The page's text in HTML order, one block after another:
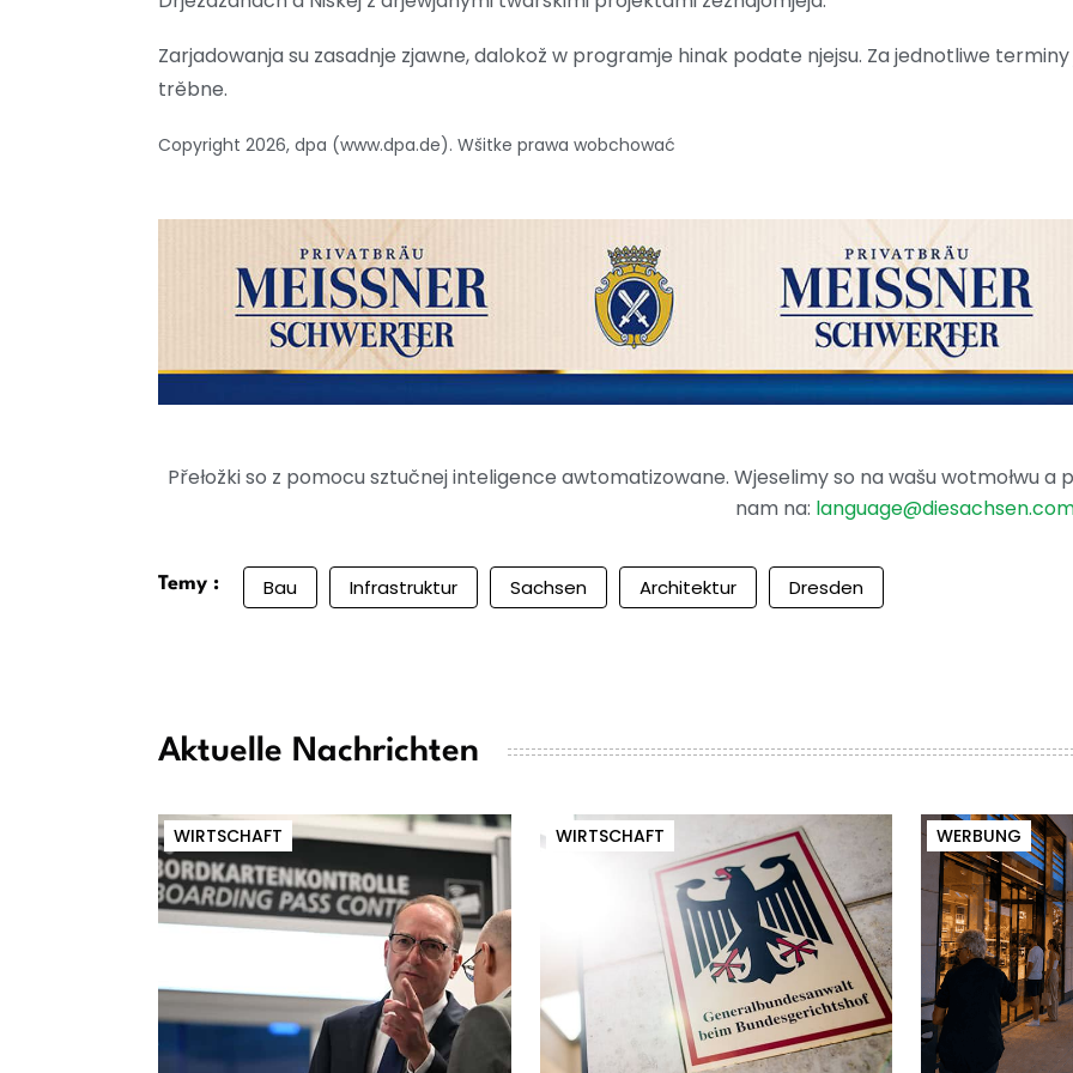
Zarjadowanja su zasadnje zjawne, dalokož w programje hinak podate njejsu. Za jednotliwe
trěbne.
Copyright 2026, dpa (www.dpa.de). Wšitke prawa wobchować
Přełožki so z pomocu sztučnej inteligence awtomatizowane. Wjeselimy so na wašu wotmołwu a
nam na:
Temy : Bau Infrastruktur Sachsen Architektur Dresden
Aktuelle Nachrichten
WIRTSCHAFT WIRTSCHAFT WERBUNG